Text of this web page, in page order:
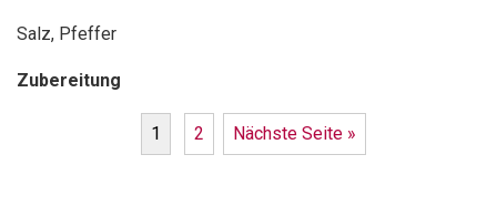
Salz, Pfeffer
Zubereitung
1 2 Nächste Seite »